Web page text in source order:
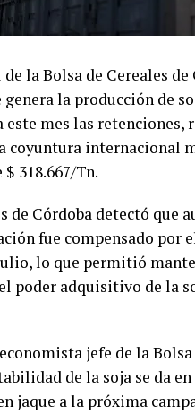
la Bolsa de Cereales
la producción de
mes las retenciones,
coyuntura internacional
318.667/Tn.
de Córdoba detectó que
fue compensado
lo que permitió
poder adquisitivo de la
jefe de la
de la soja se da
jaque a la próxima